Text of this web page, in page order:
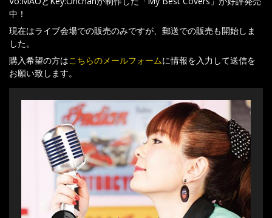
中！
現在はライブ会場での販売のみですが、郵送での販売も開始しま
した。
購入希望の方はこちらのメールフォームに情報を入力して送信を
お願い致します。